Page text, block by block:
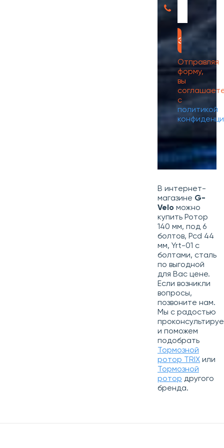
Отправляя
форму,
вы
с
политикой
В интернет-
магазине G-
Velo можно
купить Ротор
140 мм, под 6
болтов, Pcd 44
мм, Yrt-01 с
болтами, сталь
по выгодной
для Вас цене.
Если возникли
вопросы,
позвоните нам.
Мы с радостью
и поможем
подобрать
Тормозной
ротор TRIX или
Тормозной
ротор другого
бренда.